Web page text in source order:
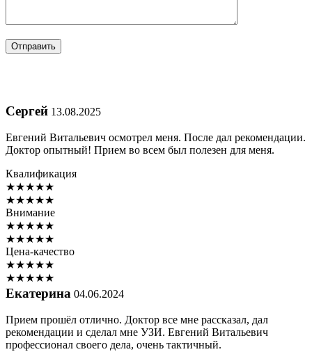
Сергей 13.08.2025
Евгений Витальевич осмотрел меня. После дал рекомендации.
Доктор опытный! Прием во всем был полезен для меня.
Квалификация
★★★★★
★★★★★
Внимание
★★★★★
★★★★★
Цена-качество
★★★★★
★★★★★
Екатерина 04.06.2024
Прием прошёл отлично. Доктор все мне рассказал, дал
рекомендации и сделал мне УЗИ. Евгений Витальевич
профессионал своего дела, очень тактичный.